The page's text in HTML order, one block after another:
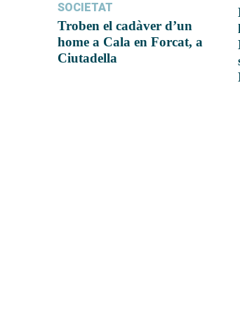
SOCIETAT
Troben el cadàver d’un
home a Cala en Forcat, a
Ciutadella